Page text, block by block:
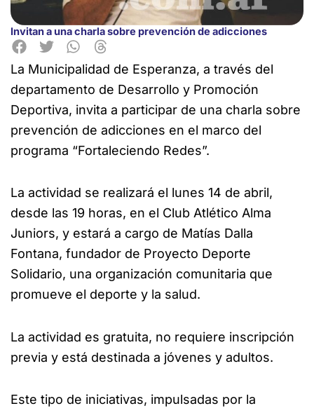
Invitan a una charla sobre prevención de adicciones
La Municipalidad de Esperanza, a través del
departamento de Desarrollo y Promoción
Deportiva, invita a participar de una charla sobre
prevención de adicciones en el marco del
programa “Fortaleciendo Redes”.
La actividad se realizará el lunes 14 de abril,
desde las 19 horas, en el Club Atlético Alma
Juniors, y estará a cargo de Matías Dalla
Fontana, fundador de Proyecto Deporte
Solidario, una organización comunitaria que
promueve el deporte y la salud.
La actividad es gratuita, no requiere inscripción
previa y está destinada a jóvenes y adultos.
Este tipo de iniciativas, impulsadas por la